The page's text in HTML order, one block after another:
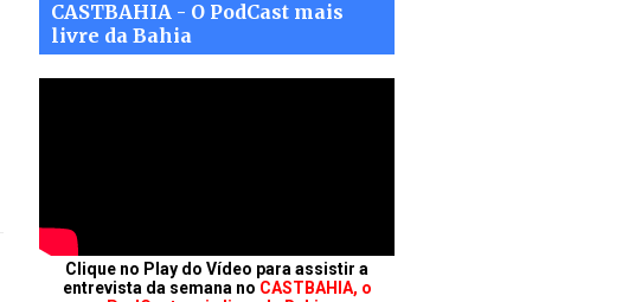
CASTBAHIA - O PodCast mais
livre da Bahia
Clique no Play do Vídeo para assistir a
entrevista da semana no CASTBAHIA, o